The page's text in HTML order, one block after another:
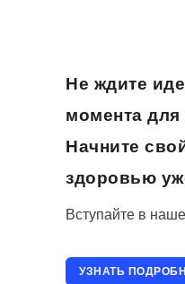
Не ждите
момента для
Начните
здоровью
Вступайте в
УЗНАТЬ